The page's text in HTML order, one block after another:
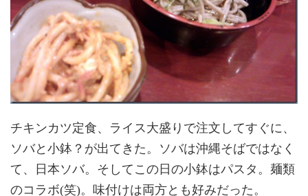
チキンカツ定食、ライス大盛りで注文してすぐに、
ソバと小鉢？が出てきた。ソバは沖縄そばではなく
て、日本ソバ。そしてこの日の小鉢はパスタ。麺類
のコラボ(笑)。味付けは両方とも好みだった。